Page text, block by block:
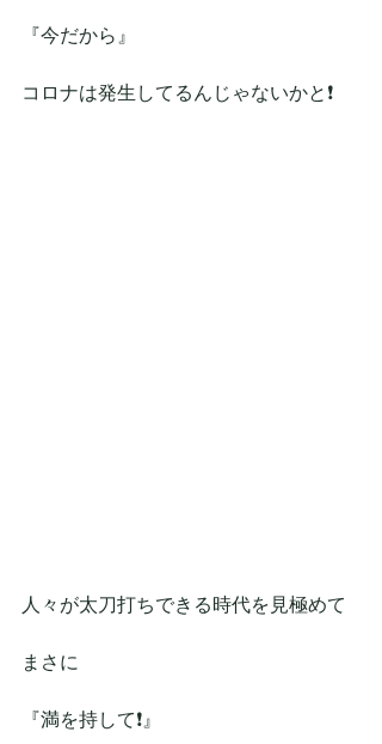
『今だから』
コロナは発生してるんじゃないかと❗
人々が太刀打ちできる時代を見極めて
まさに
『満を持して❗』